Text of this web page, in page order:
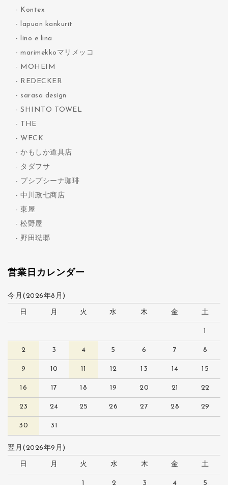
Kontex
lapuan kankurit
lino e lina
marimekkoマリメッコ
MOHEIM
REDECKER
sarasa design
SHINTO TOWEL
THE
WECK
かもしか道具店
タダフサ
プシプシーナ珈琲
中川政七商店
東屋
松野屋
野田琺瑯
営業日カレンダー
今月(2026年8月)
日 月 火 水 木 金 土
1
2 3 4 5 6 7 8
9 10 11 12 13 14 15
16 17 18 19 20 21 22
23 24 25 26 27 28 29
30 31
翌月(2026年9月)
日 月 火 水 木 金 土
1 2 3 4 5